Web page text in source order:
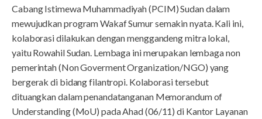
Cabang Istimewa Muhammadiyah (PCIM) Sudan dalam
mewujudkan program Wakaf Sumur semakin nyata. Kali ini,
kolaborasi dilakukan dengan menggandeng mitra lokal,
yaitu Rowahil Sudan. Lembaga ini merupakan lembaga non
pemerintah (Non Goverment Organization/NGO) yang
bergerak di bidang filantropi. Kolaborasi tersebut
dituangkan dalam penandatanganan Memorandum of
Understanding (MoU) pada Ahad (06/11) di Kantor Layanan